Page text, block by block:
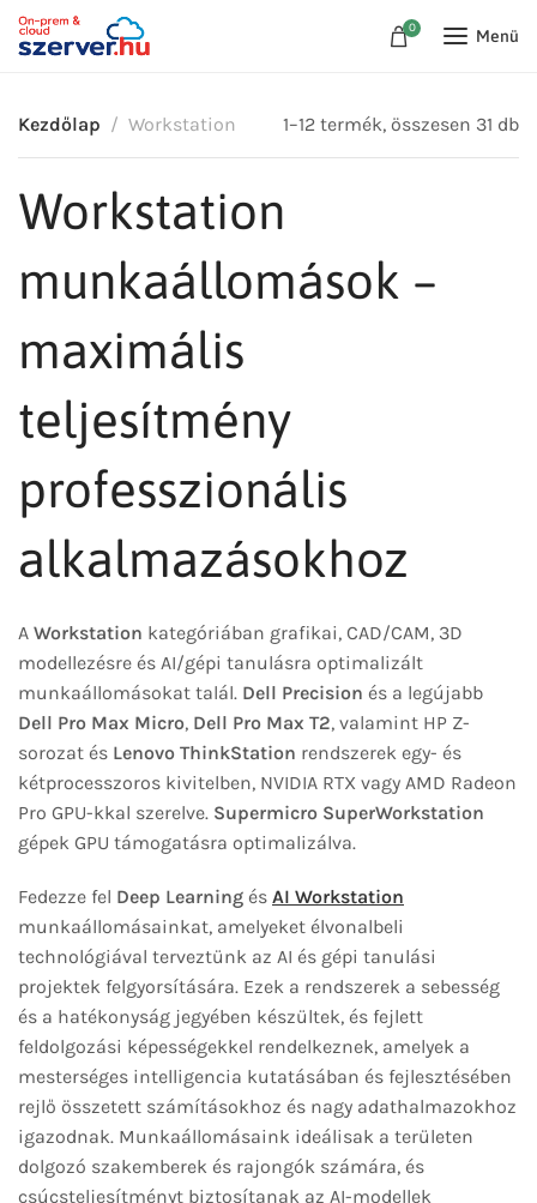
0 Menü
Kezdőlap Workstation 1–12 termék, összesen 31 db
Workstation
munkaállomások –
maximális
teljesítmény
professzionális
alkalmazásokhoz
A Workstation kategóriában grafikai, CAD/CAM, 3D
modellezésre és AI/gépi tanulásra optimalizált
munkaállomásokat talál. Dell Precision és a legújabb
Dell Pro Max Micro, Dell Pro Max T2, valamint HP Z-
sorozat és Lenovo ThinkStation rendszerek egy- és
kétprocesszoros kivitelben, NVIDIA RTX vagy AMD Radeon
Pro GPU-kkal szerelve. Supermicro SuperWorkstation
gépek GPU támogatásra optimalizálva.
Fedezze fel Deep Learning és AI Workstation
munkaállomásainkat, amelyeket élvonalbeli
technológiával terveztünk az AI és gépi tanulási
projektek felgyorsítására. Ezek a rendszerek a sebesség
és a hatékonyság jegyében készültek, és fejlett
feldolgozási képességekkel rendelkeznek, amelyek a
mesterséges intelligencia kutatásában és fejlesztésében
rejlő összetett számításokhoz és nagy adathalmazokhoz
igazodnak. Munkaállomásaink ideálisak a területen
dolgozó szakemberek és rajongók számára, és
csúcsteljesítményt biztosítanak az AI-modellek